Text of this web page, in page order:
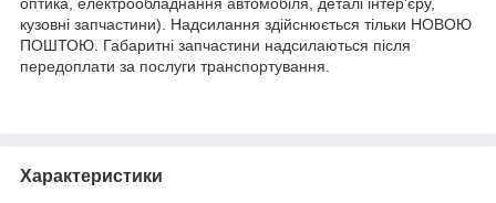
кузовні запчастини). Надсилання здійснюється тільки НОВОЮ
ПОШТОЮ. Габаритні запчастини надсилаються після
передоплати за послуги транспортування.
Характеристики